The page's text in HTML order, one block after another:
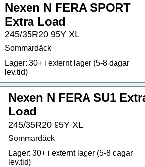
Nexen N FERA SPORT
Extra Load
245/35R20 95Y XL
Sommardäck
Lager: 30+ i externt lager (5-8 dagar
lev.tid)
Nexen N FERA SU1
Load
245/35R20 95Y XL
Sommardäck
Lager: 30+ i externt lager (5-8 dagar
lev.tid)